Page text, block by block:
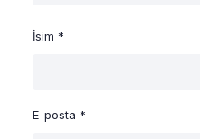
İsim *
E-posta *